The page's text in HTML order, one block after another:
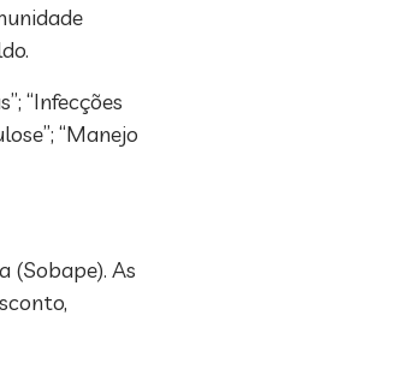
“Infecções
“Manejo
(Sobape). As